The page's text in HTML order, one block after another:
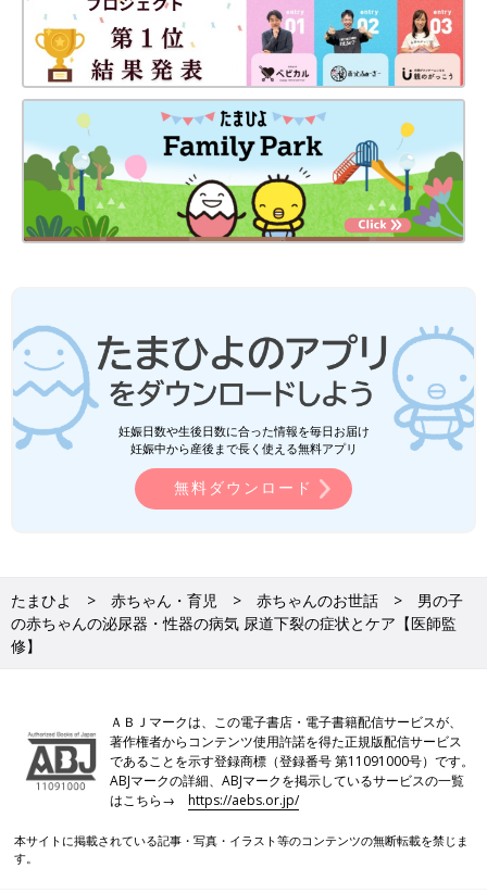
妊娠日数や生後日数に合った情報を毎日お届け
妊娠中から産後まで長く使える無料アプリ
無料ダウンロード
たまひよ 赤ちゃん・育児 赤ちゃんのお世話
男の子
の赤ちゃんの泌尿器・性器の病気 尿道下裂の症状とケア【医師監
修】
ＡＢＪマークは、この電子書店・電子書籍配信サービスが、
著作権者からコンテンツ使用許諾を得た正規版配信サービス
であることを示す登録商標（登録番号 第11091000号）です。
ABJマークの詳細、ABJマークを掲示しているサービスの一覧
はこちら→https://aebs.or.jp/
本サイトに掲載されている記事・写真・イラスト等のコンテンツの無断転載を禁じま
す。